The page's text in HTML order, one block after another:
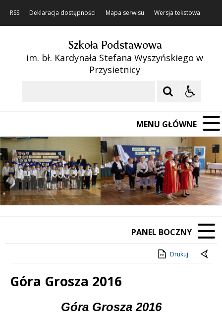
RSS Deklaracja dostępności Mapa serwisu Wersja tekstowa
Szkoła Podstawowa
im. bł. Kardynała Stefana Wyszyńskiego w
Przysietnicy
MENU GŁÓWNE
Poprzedni Element
Następny Element
❚❚
PANEL BOCZNY
Drukuj
Góra Grosza 2016
Góra Grosza 2016